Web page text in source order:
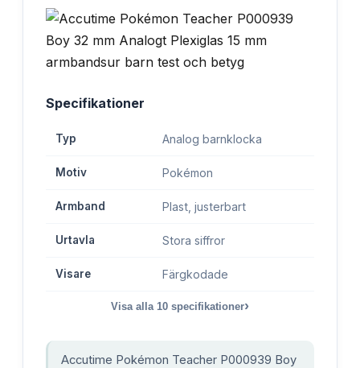
Specifikationer
Typ Analog barnklocka
Motiv Pokémon
Armband Plast, justerbart
Urtavla Stora siffror
Visare Färgkodade
Visa alla 10 specifikationer›
Accutime Pokémon Teacher P000939 Boy